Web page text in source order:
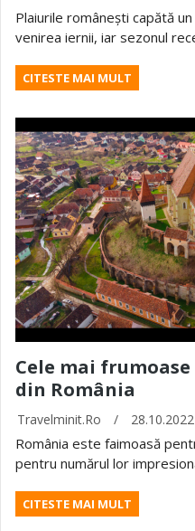
Plaiurile românești capătă
venirea iernii, iar sezonul
CITESTE MAI MULT
Cele mai
din România
Travelminit.ro / 28.10.2022
România este faimoasă
pentru numărul lor
CITESTE MAI MULT